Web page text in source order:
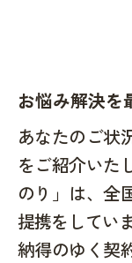
お悩み解決を
あなたのご状
をご紹介いた
のり」は、全
提携をしてい
納得のゆく契